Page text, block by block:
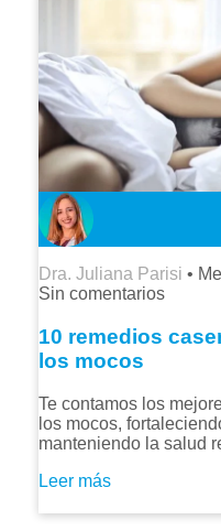
Dra. Juliana Parisi •
Sin comentarios
10 remedios
los mocos
Te contamos los
los mocos,
manteniendo la salud
Leer más